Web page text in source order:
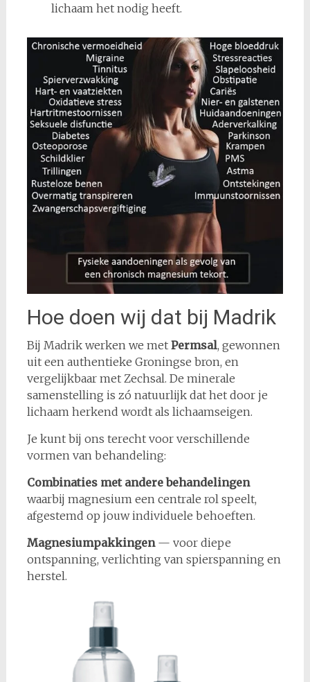
lichaam het nodig heeft.
Hoe doen wij dat bij Madrik
Bij Madrik werken we met Permsal, gewonnen
uit een authentieke Groningse bron, en
vergelijkbaar met Zechsal. De minerale
samenstelling is zó natuurlijk dat het door je
lichaam herkend wordt als lichaamseigen.
Je kunt bij ons terecht voor verschillende
vormen van behandeling:
Combinaties met andere behandelingen
waarbij magnesium een centrale rol speelt,
afgestemd op jouw individuele behoeften.
Magnesiumpakkingen— voor diepe
ontspanning, verlichting van spierspanning en
herstel.